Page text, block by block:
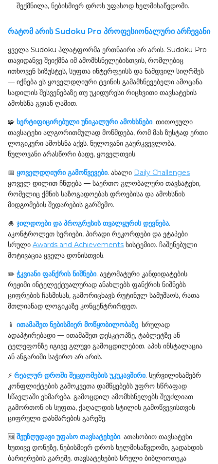
შექმნილა, ნებისმიერ დროს უფასოდ ხელმისაწვდომი.
რატომ არის Sudoku Pro პროფესიონალური არჩევანი
ყველა Sudoku პლატფორმა ერთნაირი არ არის. Sudoku Pro
თავიდანვე შეიქმნა იმ ამომხსნელებისთვის, რომლებიც
ითხოვენ სიზუსტეს, სუფთა ინტერფეისს და ნამდვილ სიღრმეს
— იქნება ეს ყოველდღიური ტვინის გამამხნევებელი ამოცანა
სადილის შესვენებაზე თუ უკიდურესი რიცხვითი თავსატეხის
ამოხსნა გვიან ღამით.
🧩 სერტიფიცირებული უნიკალური ამოხსნები. თითოეული
თავსატეხი ალგორითმულად მოწმდება, რომ მას ზუსტად ერთი
ლოგიკური ამოხსნა აქვს. ნულოვანი გაურკვევლობა,
ნულოვანი არასწორი ბადე, ყოველთვის.
📅 ყოველდღიური გამოწვევები. ახალი Daily Challenges
ყოველ დილით ჩნდება — საერთო გლობალური თავსატეხი,
რომელიც ქმნის საზოგადოებას დროებისა და ამოხსნის
მიდგომების შედარების გარშემო.
🎍 ჯილდოები და პროგრესის თვალყურის დევნება.
აკონტროლეთ სერიები, პირადი რეკორდები და ეტაპები
სრული Awards and Achievements სისტემით. ჩაშენებული
მოტივაცია ყველა დონისთვის.
✏️ ჭკვიანი ფანქრის ნიშნები. ავტომატური კანდიდატების
რეჟიმი ინტელექტუალურად ანახლებს ფანქრის ნიშნებს
ციფრების ჩასმისას, გამორიცხავს რუტინულ სამუშაოს, რათა
მთლიანად ლოგიკაზე კონცენტრირდეთ.
📱 ითამაშეთ ნებისმიერ მოწყობილობაზე. სრულად
ადაპტირებადი — ითამაშეთ დესკტოპზე, ტაბლეტზე ან
ტელეფონზე იგივე გლუვი გამოცდილებით. აპის ინსტალაცია
ან ანგარიში საჭირო არ არის.
⚡ რეალურ დროში შეცდომების უკუკავშირი. სურვილისამებრ
კონფლიქტების გამოკვეთა დამწყებებს უფრო სწრაფად
სწავლაში ეხმარება. გამოცდილ ამომხსნელებს შეუძლიათ
გამორთონ ის სუფთა, ქაღალდის სტილის გამოწვევისთვის
ციფრული დახმარების გარეშე.
🆕 შეუზღუდავი უფასო თავსატეხები. ათასობით თავსატეხი
ხუთივე დონეზე, ნებისმიერ დროს ხელმისაწვდომი, გადახდის
ბარიერების გარეშე. თავსატეხების სრული ბიბლიოთეკა